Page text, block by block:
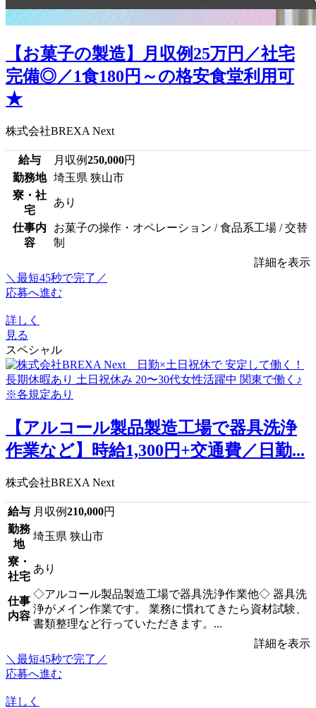
【お菓子の製造】月収例25万円／社宅
完備◎／1食180円～の格安食堂利用可
★
株式会社BREXA Next
給与 月収例250,000円
勤務地
埼玉県 狭山市
寮・社
宅
あり
仕事内
容
お菓子の操作・オペレーション / 食品系工場 / 交替
制
詳細を表示
＼最短45秒で完了／
応募へ進む
詳しく
見る
スペシャル
【アルコール製品製造工場で器具洗浄
作業など】時給1,300円+交通費／日勤...
株式会社BREXA Next
給与 月収例210,000円
勤務
地
埼玉県 狭山市
寮・
社宅
あり
仕事
内容
◇アルコール製品製造工場で器具洗浄作業他◇ 器具洗
浄がメイン作業です。 業務に慣れてきたら資材試験、
書類整理など行っていただきます。...
詳細を表示
＼最短45秒で完了／
応募へ進む
詳しく